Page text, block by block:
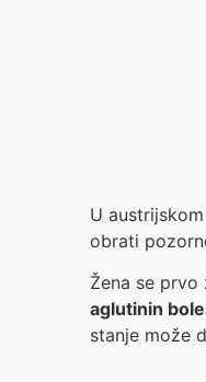
U
obrati
Žena se prvo
aglutinin
stanje može